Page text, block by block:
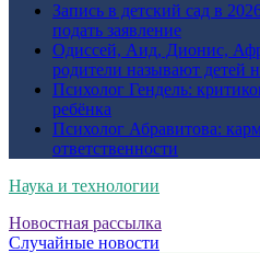
Запись в детский сад в
подать заявление
Одиссей, Аид, Дионис,
родители называют
Психолог Гендель:
ребёнка
Психолог Абравитова:
ответственности
Наука и технологии
Новостная рассылка
Случайные новости